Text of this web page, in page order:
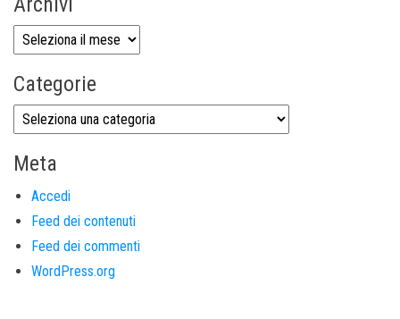
Categorie
Meta
Accedi
Feed dei contenuti
Feed dei commenti
WordPress.org